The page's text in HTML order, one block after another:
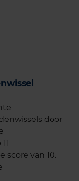
door
score van 10.